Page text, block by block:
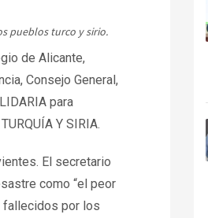
pueblos turco y sirio.
de Alicante,
Consejo General,
para
Y SIRIA.
El secretario
como “el peor
fallecidos por los